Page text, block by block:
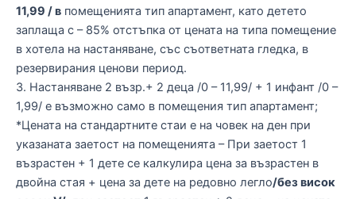
11,99 / в помещенията тип апартамент, като детето
заплаща с – 85% отстъпка от цената на типа помещение
в хотела на настаняване, със съответната гледка, в
резервирания ценови период.
3. Настаняване 2 възр.+ 2 деца /0 – 11,99/ + 1 инфант /0 –
1,99/ e възможно само в помещения тип апартамент;
*Цената на стандартните стаи е на човек на ден при
указаната заетост на помещенията – При заетост 1
възрастен + 1 дете се калкулира цена за възрастен в
двойна стая + цена за дете на редовно легло/без висок